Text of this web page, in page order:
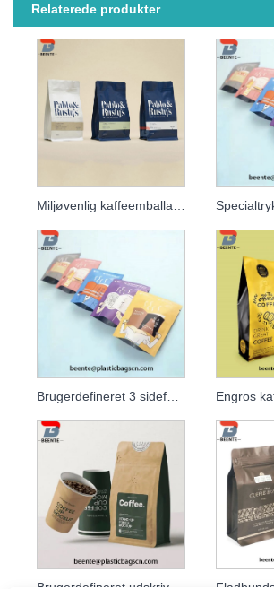
Relaterede produkter
Miljøvenlig kaffeemballage og stående kaffeposer
Brugerdefineret 3 sideforsegling mat plastik aluminiumsfolie kaffepose